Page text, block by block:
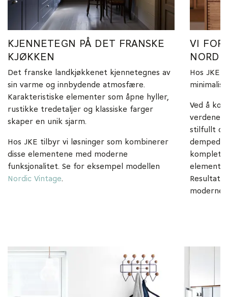
KJENNETEGN PÅ DET FRANSKE
KJØKKEN
Det franske landkjøkkenet kjennetegnes av
sin varme og innbydende atmosfære.
Karakteristiske elementer som åpne hyller,
rustikke tredetaljer og klassiske farger
skaper en unik sjarm.
Hos JKE tilbyr vi løsninger som kombinerer
disse elementene med moderne
funksjonalitet. Se for eksempel modellen
Nordic Vintage.
VI
Hos JKE
Ved å
verdener
stilfullt og
dempede
moderne